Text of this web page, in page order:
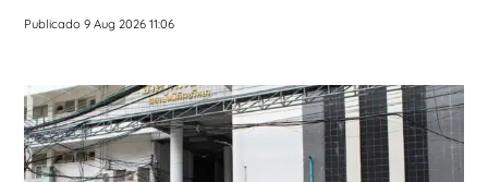
Publicado 9 Aug 2026 11:06